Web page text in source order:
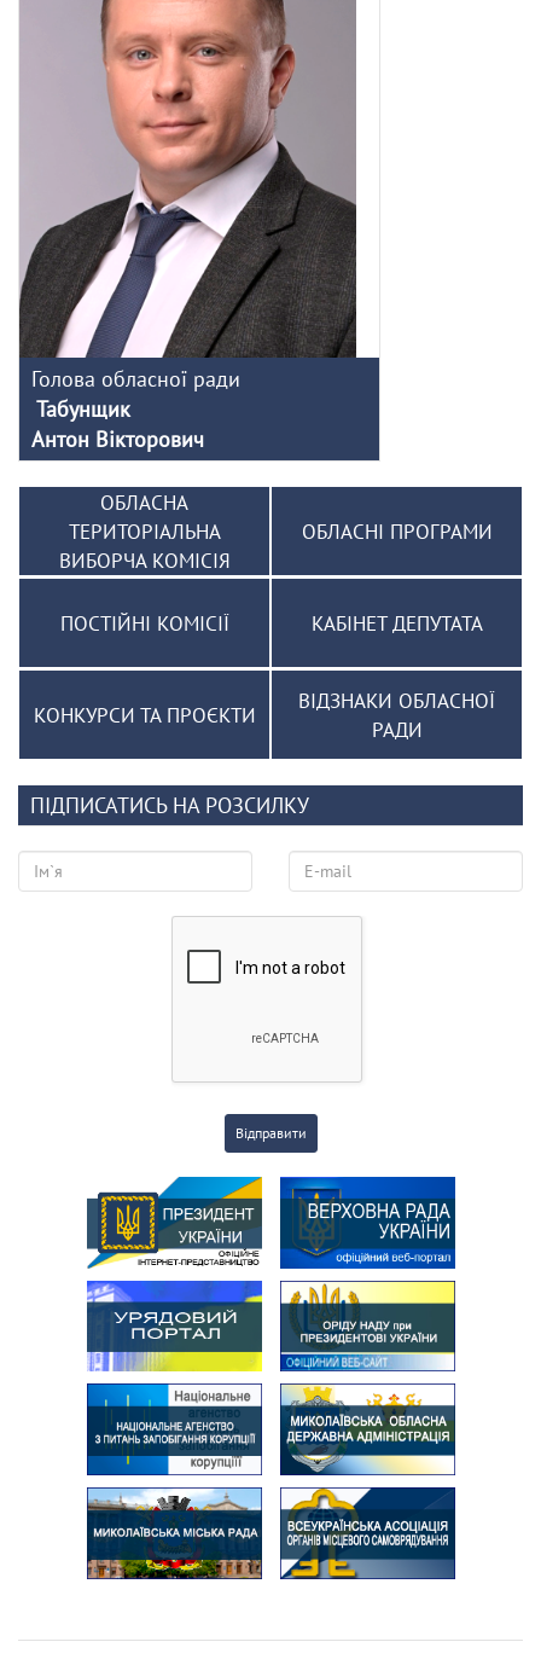
Голова обласної ради
Табунщик
Антон Вікторович
ОБЛАСНА
ТЕРИТОРІАЛЬНА
ВИБОРЧА КОМІСІЯ
ОБЛАСНІ ПРОГРАМИ
ПОСТІЙНІ КОМІСІЇ КАБІНЕТ ДЕПУТАТА
КОНКУРСИ ТА ПРОЄКТИ
ВІДЗНАКИ ОБЛАСНОЇ
РАДИ
ПІДПИСАТИСЬ НА РОЗСИЛКУ
Відправити